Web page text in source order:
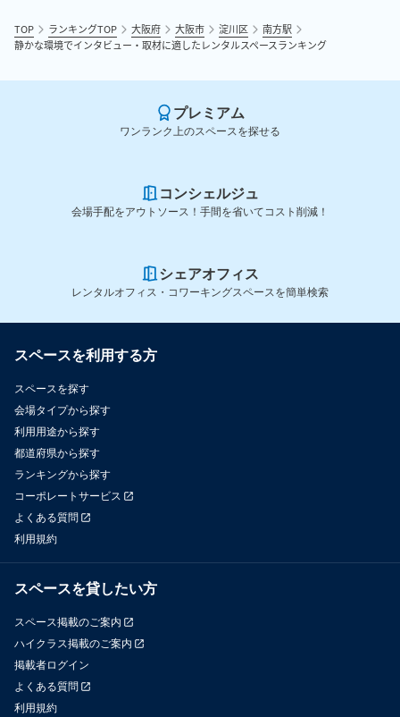
TOP ランキングTOP 大阪府 大阪市 淀川区
南方駅
静かな環境でインタビュー・取材に適したレンタルスペースランキング
プレミアム
ワンランク上のスペースを探せる
コンシェルジュ
会場手配をアウトソース！手間を省いてコスト削減！
シェアオフィス
レンタルオフィス・コワーキングスペースを簡単検索
スペースを利用する方
スペースを探す
会場タイプから探す
利用用途から探す
都道府県から探す
ランキングから探す
コーポレートサービス
よくある質問
利用規約
スペースを貸したい方
スペース掲載のご案内
ハイクラス掲載のご案内
掲載者ログイン
よくある質問
利用規約